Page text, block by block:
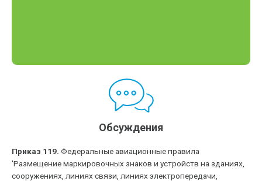
Обсуждения
Приказ 119. Федеральные авиационные правила
'Размещение маркировочных знаков и устройств на зданиях,
сооружениях, линиях связи, линиях электропередачи,